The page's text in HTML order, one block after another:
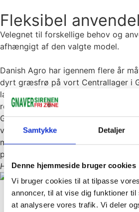
Samtykke Detaljer
Denne hjemmeside bruger cookies
Vi bruger cookies til at tilpasse
annoncer, til at vise dig funktioner
at analysere vores trafik. Vi deler
Fleksibel
Velegnet til forskellige behov og
afhængigt af den valgte model.
Danish Agro har igennem flere år
dyrt græsfrø på vort Centrallager i
lagre rundt om i landet, på grund af
rotter og mus. – Efter at vi har fået
Gnaver-/Mårsirenen fra
væk. – Vi har ikke længere angreb af
mus, – og det har gennem årene
penge.
Hans Henrik StaalTerminalchef,